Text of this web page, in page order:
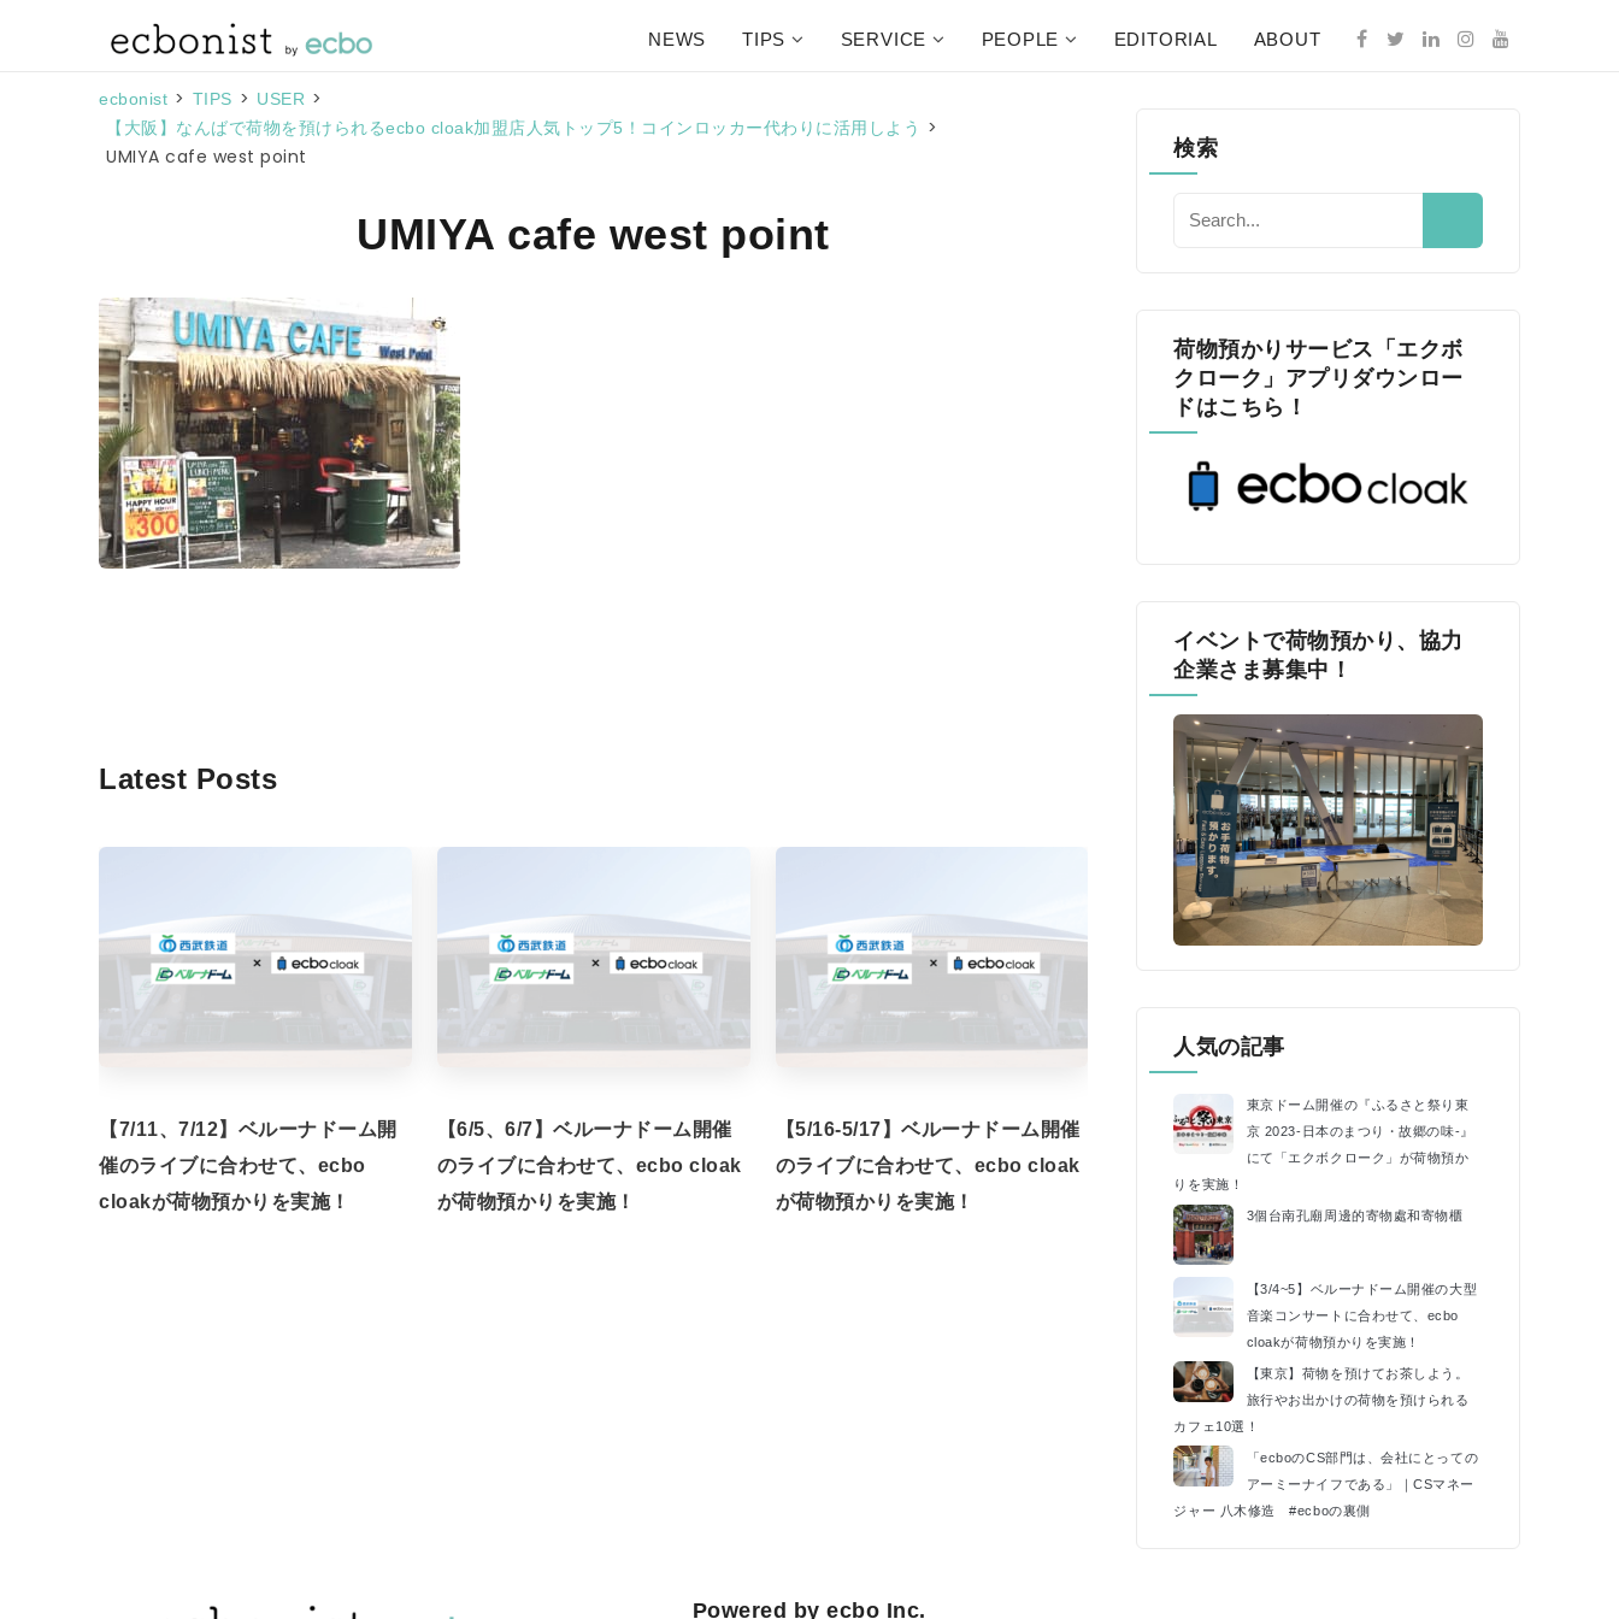
NEWS TIPS SERVICE PEOPLE EDITORIAL ABOUT
ecbonist > TIPS > USER >
【大阪】なんばで荷物を預けられるecbo cloak加盟店人気トップ5！コインロッカー代わりに活用しよう
>
UMIYA cafe west point
UMIYA cafe west point
Latest Posts
【7/11、7/12】ベルーナドーム開
催のライブに合わせて、ecbo
cloakが荷物預かりを実施！
【6/5、6/7】ベルーナドーム開催
のライブに合わせて、ecbo cloak
が荷物預かりを実施！
【5/16-5/17】ベルーナドーム開催
のライブに合わせて、ecbo cloak
が荷物預かりを実施！
検索
荷物預かりサービス「エクボ
クローク」アプリダウンロー
ドはこちら！
イベントで荷物預かり、協力
企業さま募集中！
人気の記事
東京ドーム開催の『ふるさと祭り東
京 2023-日本のまつり・故郷の味-』
にて「エクボクローク」が荷物預か
りを実施！
3個台南孔廟周邊的寄物處和寄物櫃
【3/4~5】ベルーナドーム開催の大型
音楽コンサートに合わせて、ecbo
cloakが荷物預かりを実施！
【東京】荷物を預けてお茶しよう。
旅行やお出かけの荷物を預けられる
カフェ10選！
「ecboのCS部門は、会社にとっての
アーミーナイフである」｜CSマネー
ジャー 八木修造 #ecboの裏側
Powered by ecbo Inc.